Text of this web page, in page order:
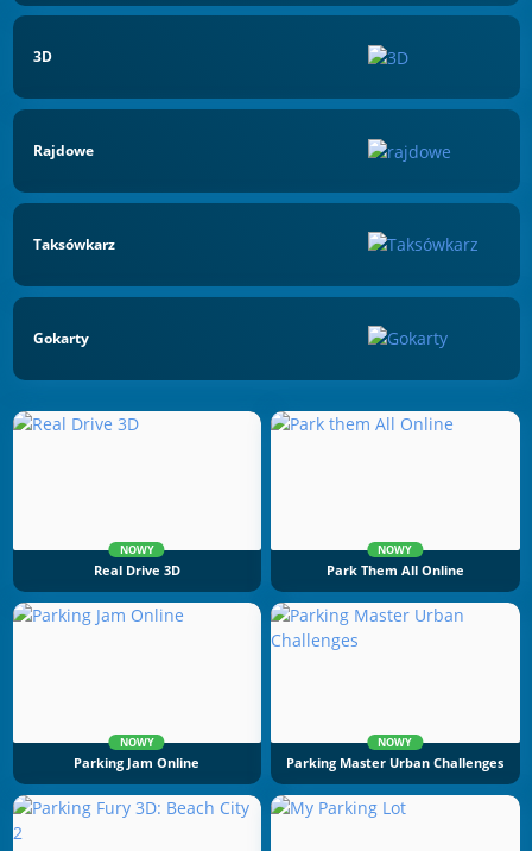
3D
Rajdowe
Taksówkarz
Gokarty
NOWY
Real Drive 3D
NOWY
Park Them All Online
NOWY
Parking Jam Online
NOWY
Parking Master Urban Challenges